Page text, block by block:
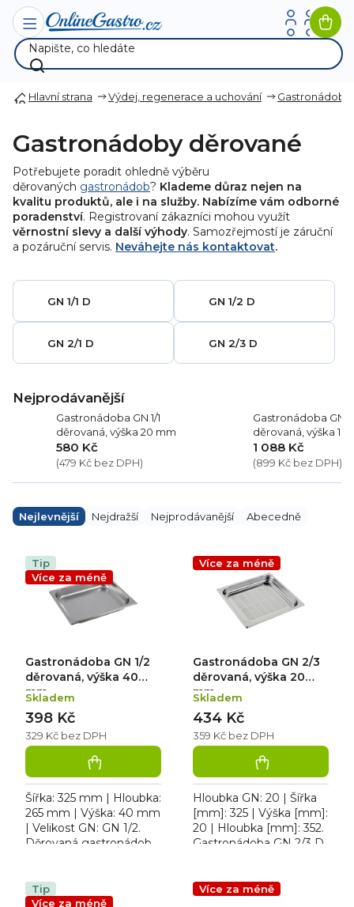
Přejít
obsah
Hlavní strana Výdej, regenerace a uchování Gastronádoby
Gastronádoby děrované
Potřebujete poradit ohledně výběru
děrovaných gastronádob? Klademe důraz nejen na
kvalitu produktů, ale i na služby. Nabízíme vám odborné
poradenství. Registrovaní zákazníci mohou využít
věrnostní slevy a další výhody. Samozřejmostí je záruční
a pozáruční servis. Neváhejte nás kontaktovat.
GN 1/1 D GN 1/2 D
GN 2/1 D GN 2/3 D
Nejprodávanější
Gastronádoba GN 1/1
děrovaná, výška 20 mm
580 Kč
(479 Kč bez DPH)
Gastronádoba GN 1/
děrovaná, výška
1 088 Kč
(899 Kč bez DPH)
a
z
Nejlevnější Nejdražší Nejprodávanější Abecedně
Tip
Více za méně
Gastronádoba GN 1/2
děrovaná, výška 40
mm
Skladem
329 Kč bez DPH
398 Kč
Šířka: 325 mm | Hloubka:
265 mm | Výška: 40 mm
| Velikost GN: GN 1/2.
Děrovaná gastronádoba
Více za méně
Gastronádoba GN 2/3
děrovaná, výška 20
mm
Skladem
359 Kč bez DPH
434 Kč
Hloubka GN: 20 | Šířka
[mm]: 325 | Výška [mm]:
20 | Hloubka [mm]: 352.
Gastronádoba GN 2/3 D
Tip
Více za méně
Více za méně